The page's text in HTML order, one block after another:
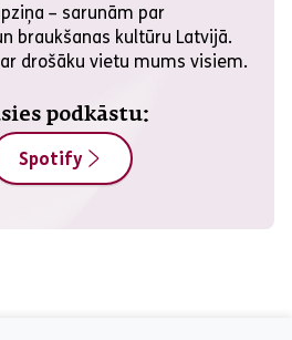
– sarunām par
braukšanas kultūru Latvijā.
drošāku vietu mums visiem.
podkāstu:
Spotify